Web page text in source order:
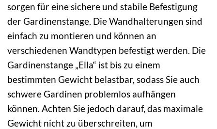
sorgen für eine sichere und stabile Befestigung
der Gardinenstange. Die Wandhalterungen sind
einfach zu montieren und können an
verschiedenen Wandtypen befestigt werden. Die
Gardinenstange „Ella“ ist bis zu einem
bestimmten Gewicht belastbar, sodass Sie auch
schwere Gardinen problemlos aufhängen
können. Achten Sie jedoch darauf, das maximale
Gewicht nicht zu überschreiten, um